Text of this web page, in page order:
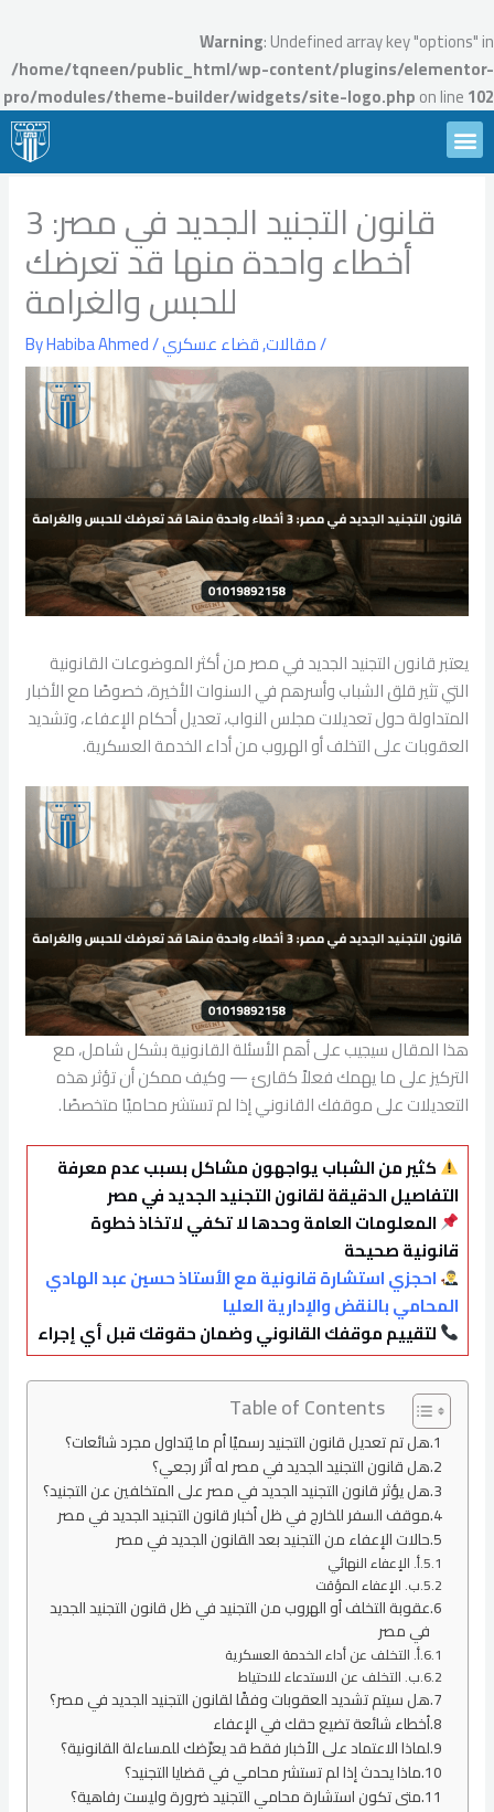
Warning: Undefined array key "options" in
/home/tqneen/public_html/wp-content/plugins/elementor-
pro/modules/theme-builder/widgets/site-logo.phpon line102
to
content
Menu
قانون التجنيد الجديد في مصر: 3
أخطاء واحدة منها قد تعرضك
للحبس والغرامة
/مقالات,قضاء عسكري/ By
Habiba Ahmed
يعتبر قانون التجنيد الجديد في مصر من أكثر الموضوعات القانونية
التي تثير قلق الشباب وأسرهم في السنوات الأخيرة، خصوصًا مع الأخبار
المتداولة حول تعديلات مجلس النواب، تعديل أحكام الإعفاء، وتشديد
العقوبات على التخلف أو الهروب من أداء الخدمة العسكرية.
هذا المقال سيجيب على أهم الأسئلة القانونية بشكل شامل، مع
التركيز على ما يهمك فعلاً كقارئ — وكيف ممكن أن تؤثر هذه
التعديلات على موقفك القانوني إذا لم تستشر محاميًا متخصصًا.
كثير من الشباب يواجهون مشاكل بسبب عدم معرفة
التفاصيل الدقيقة لقانون التجنيد الجديد في مصر
المعلومات العامة وحدها لا تكفي لاتخاذ خطوة
قانونية صحيحة
احجزي استشارة قانونية مع الأستاذ حسين عبد الهادي
المحامي بالنقض والإدارية العليا
لتقييم موقفك القانوني وضمان حقوقك قبل أي إجراء
Table of Contents
هل تم تعديل قانون التجنيد رسميًا أم ما يُتداول مجرد شائعات؟
هل قانون التجنيد الجديد في مصر له أثر رجعي؟
هل يؤثر قانون التجنيد الجديد في مصر على المتخلفين عن التجنيد؟
موقف السفر للخارج في ظل أخبار قانون التجنيد الجديد في مصر
حالات الإعفاء من التجنيد بعد القانون الجديد في مصر
أ. الإعفاء النهائي
ب. الإعفاء المؤقت
عقوبة التخلف أو الهروب من التجنيد في ظل قانون التجنيد الجديد
في مصر
أ. التخلف عن أداء الخدمة العسكرية
ب. التخلف عن الاستدعاء للاحتياط
هل سيتم تشديد العقوبات وفقًا لقانون التجنيد الجديد في مصر؟
أخطاء شائعة تضيع حقك في الإعفاء
لماذا الاعتماد على الأخبار فقط قد يعرّضك للمساءلة القانونية؟
ماذا يحدث إذا لم تستشر محامي في قضايا التجنيد؟
متى تكون استشارة محامي التجنيد ضرورة وليست رفاهية؟